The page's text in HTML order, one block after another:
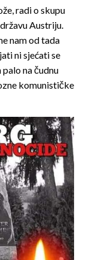
radi o skupu
Austriju.
nam od tada
ni sjećati se
na čudnu
komunističke